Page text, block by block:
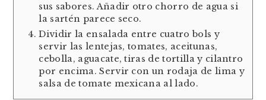
sus sabores. Añadir otro chorro de agua si
la sartén parece seco.
Dividir la ensalada entre cuatro bols y
servir las lentejas, tomates, aceitunas,
cebolla, aguacate, tiras de tortilla y cilantro
por encima. Servir con un rodaja de lima y
salsa de tomate mexicana al lado.